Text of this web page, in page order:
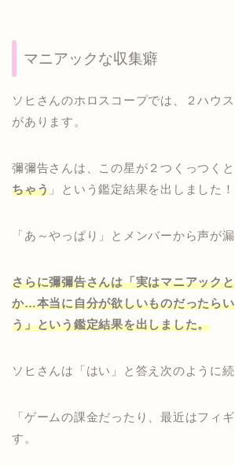
マニアックな収集癖
ソヒさんのホロスコープでは、２ハウ
があります。
彌彌告さんは、この星が２つくっつく
ちゃう 」という鑑定結果を出しました！
「あ～やっぱり」とメンバーから声が漏
さらに彌彌告さんは「実はマニアック
か…本当に自分が欲しいものだったら
う」という鑑定結果を出しました。
ソヒさんは「はい」と答え次のように続
「ゲームの課金だったり、最近はフィ
す。